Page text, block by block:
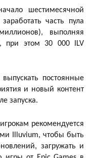
шестимесячной
часть пула
выполняя
при этом 30 000 ILV
постоянные
и новый контент
запуска.
рекомендуется
Illuvium, чтобы быть
загружать и